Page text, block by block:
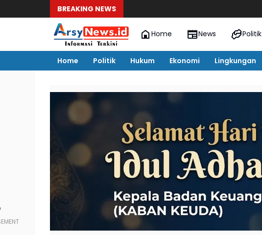
BREAKING NEWS
Home News Politik
Home Politik Hukum Ekonomi Lingkungan